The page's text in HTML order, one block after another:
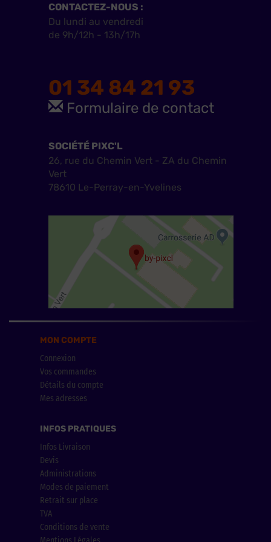
CONTACTEZ-NOUS :
Du lundi au vendredi
de 9h/12h - 13h/17h
01 34 84 21 93
Formulaire de contact
SOCIÉTÉ PIXC'L
26, rue du Chemin Vert - ZA du Chemin
Vert
78610 Le-Perray-en-Yvelines
MON COMPTE
Connexion
Vos commandes
Détails du compte
Mes adresses
INFOS PRATIQUES
Infos Livraison
Devis
Administrations
Modes de paiement
Retrait sur place
TVA
Conditions de vente